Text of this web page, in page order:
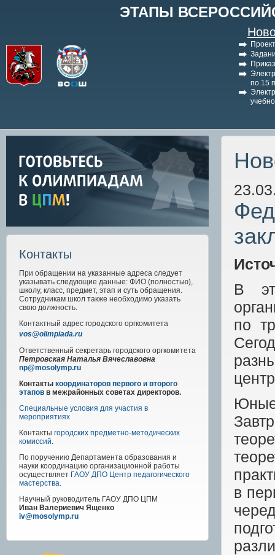
ЭТАПЫ
по 15
Контакты
При обращении на указанные адреса следует
указывать следующие данные: ФИО (полностью),
школу, класс, предмет, этап и суть обращения.
Сотрудникам школ также необходимо указать
свою должность.
Контактный адрес городского оргкомитета
vos@olimpiada.ru
Ответственный секретарь городского оргкомитета
Петровская Наталья Вячеславовна
np@mosolymp.ru
Контакты координаторов первого и второго
этапов в межрайонных советах директоров.
Специальные условия для участия в
мероприятиях
Контакты городских предметно-методических
комиссий.
По поручению Департамента образования и
науки координацию организационной работы
осуществляет ГАОУ ДПО Центр педагогического
мастерства.
Научный руководитель ГАОУ ДПО ЦПМ
Иван Валериевич Ященко
iv@mosolymp.ru
В
по
в